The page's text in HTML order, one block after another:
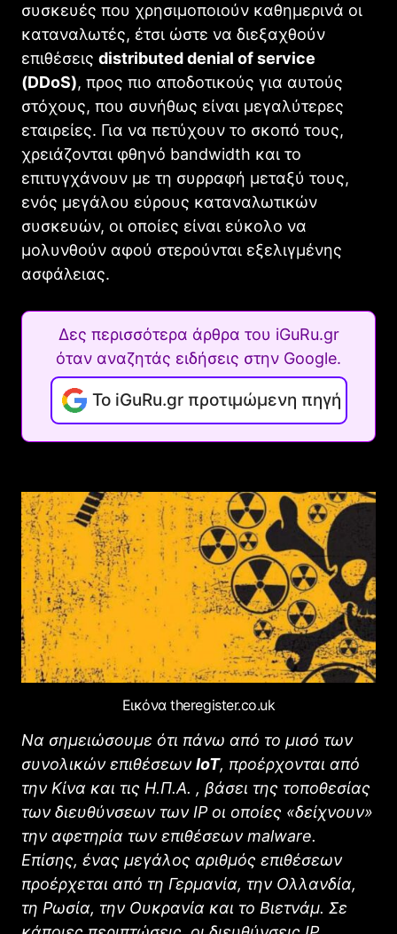
συσκευές που χρησιμοποιούν καθημερινά οι
καταναλωτές, έτσι ώστε να διεξαχθούν
επιθέσεις distributeddenial ofservice
(DDoS), προς πιο αποδοτικούς για αυτούς
στόχους, που συνήθως είναι μεγαλύτερες
εταιρείες. Για να πετύχουν το σκοπό τους,
χρειάζονται φθηνό bandwidth και το
επιτυγχάνουν με τη συρραφή μεταξύ τους,
ενός μεγάλου εύρους καταναλωτικών
συσκευών, οι οποίες είναι εύκολο να
μολυνθούν αφού στερούνται εξελιγμένης
ασφάλειας.
Δες περισσότερα άρθρα του iGuRu.gr
όταν αναζητάς ειδήσεις στην Google.
Το iGuRu.gr προτιμώμενη πηγή
Εικόνα theregister.co.uk
Να σημειώσουμε ότι πάνω από το μισό των
συνολικών επιθέσεων IoT, προέρχονται από
την Κίνα και τις Η.Π.Α. , βάσει της τοποθεσίας
των διευθύνσεων των ΙΡ οι οποίες «δείχνουν»
την αφετηρία των επιθέσεων malware.
Επίσης, ένας μεγάλος αριθμός επιθέσεων
προέρχεται από τη Γερμανία, την Ολλανδία,
τη Ρωσία, την Ουκρανία και το Βιετνάμ. Σε